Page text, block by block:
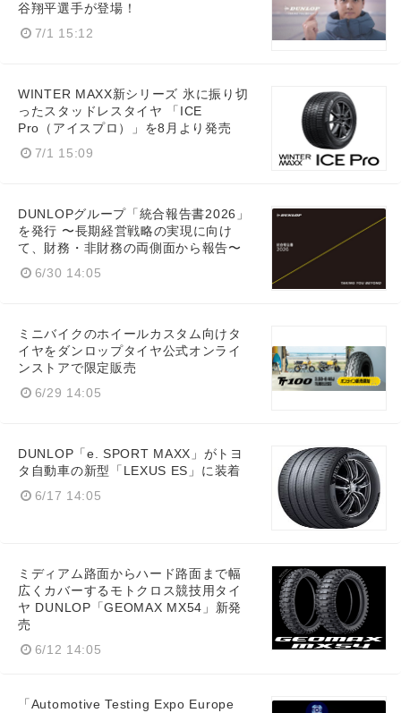
谷翔平選手が登場！
7/1 15:12
WINTER MAXX新シリーズ 氷に振り切
ったスタッドレスタイヤ 「ICE
Pro（アイスプロ）」を8月より発売
7/1 15:09
DUNLOPグループ「統合報告書2026」
を発行 〜長期経営戦略の実現に向け
て、財務・非財務の両側面から報告〜
6/30 14:05
ミニバイクのホイールカスタム向けタ
イヤをダンロップタイヤ公式オンライ
ンストアで限定販売
6/29 14:05
DUNLOP「e. SPORT MAXX」がトヨ
タ自動車の新型「LEXUS ES」に装着
6/17 14:05
ミディアム路面からハード路面まで幅
広くカバーするモトクロス競技用タイ
ヤ DUNLOP「GEOMAX MX54」新発
売
6/12 14:05
「Automotive Testing Expo Europe